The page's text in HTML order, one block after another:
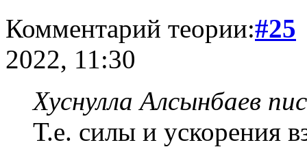
Комментарий теории:#25
2022, 11:30
Хуснулла Алсынбаев
Т.е. силы и ускорения